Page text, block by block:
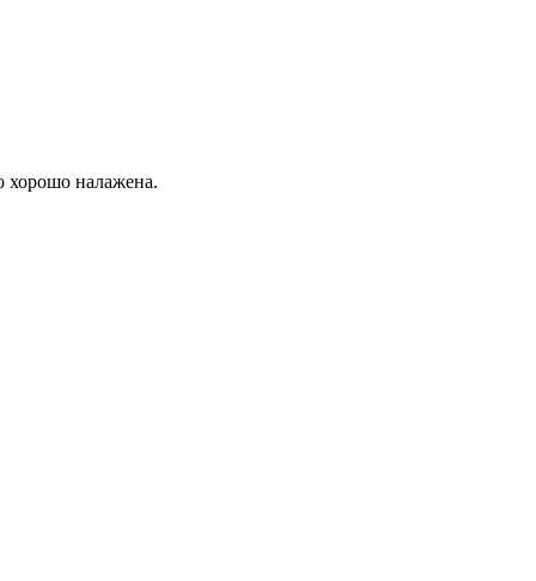
хорошо налажена.